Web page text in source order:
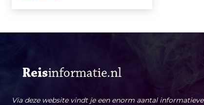
Via deze website vindt je een enorm aantal informatieve